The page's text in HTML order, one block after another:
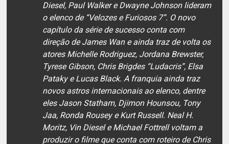
Diesel, Paul Walker e Dwayne Johnson lideram
o elenco de “Velozes e Furiosos 7”. O novo
capítulo da série de sucesso conta com
direção de James Wan e ainda traz de volta os
atores Michelle Rodriguez, Jordana Brewster,
Tyrese Gibson, Chris Brigdes “Ludacris”, Elsa
Pataky e Lucas Black. A franquia ainda traz
novos astros internacionais ao elenco, dentre
eles Jason Statham, Djimon Hounsou, Tony
Jaa, Ronda Rousey e Kurt Russell. Neal H.
Moritz, Vin Diesel e Michael Fottrell voltam a
produzir o filme que conta com roteiro de Chris